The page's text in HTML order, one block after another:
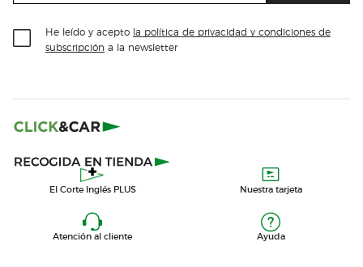
He leído y acepto la política de privacidad y condiciones de
subscripción a la newsletter
El Corte Inglés PLUS Nuestra tarjeta
Atención al cliente Ayuda